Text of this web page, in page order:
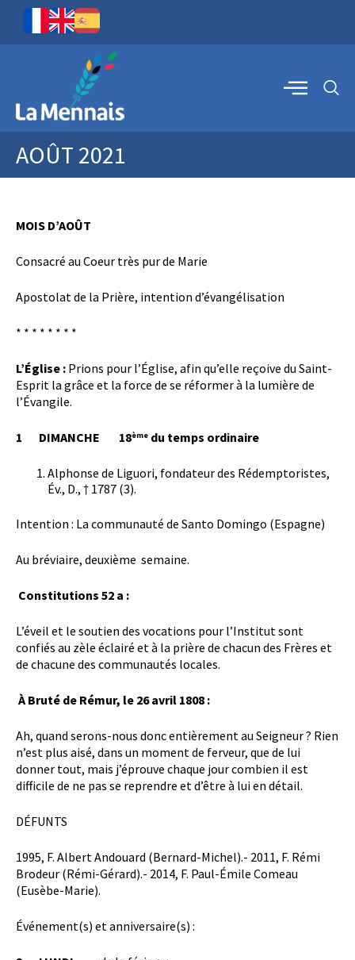
AOÛT 2021
MOIS D’AOÛT
Consacré au Coeur très pur de Marie
Apostolat de la Prière, intention d’évangélisation
* * * * * * * *
L’Église : Prions pour l’Église, afin qu’elle reçoive du Saint-
Esprit la grâce et la force de se réformer à la lumière de
l’Évangile.
1 DIMANCHE 18ème du temps ordinaire
Alphonse de Liguori, fondateur des Rédemptoristes,
Év., D., † 1787 (3).
Intention : La communauté de Santo Domingo (Espagne)
Au bréviaire, deuxième semaine.
Constitutions 52 a :
L’éveil et le soutien des vocations pour l’Institut sont
confiés au zèle éclairé et à la prière de chacun des Frères et
de chacune des communautés locales.
À Bruté de Rémur, le 26 avril 1808 :
Ah, quand serons-nous donc entièrement au Seigneur ? Rien
n’est plus aisé, dans un moment de ferveur, que de lui
donner tout, mais j’éprouve chaque jour combien il est
difficile de ne pas se reprendre et d’être à lui en détail.
DÉFUNTS
1995, F. Albert Andouard (Bernard-Michel).- 2011, F. Rémi
Brodeur (Rémi-Gérard).- 2014, F. Paul-Émile Comeau
(Eusèbe-Marie).
Événement(s) et anniversaire(s) :